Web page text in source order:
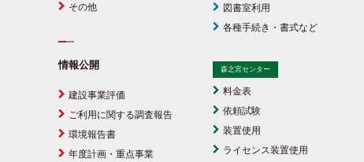
その他
情報公開
建設事業評価
ご利用に関する調査報告
環境報告書
年度計画・重点事業
図書室利用
各種手続き・書式など
森之宮センター
料金表
依頼試験
装置使用
ライセンス装置使用